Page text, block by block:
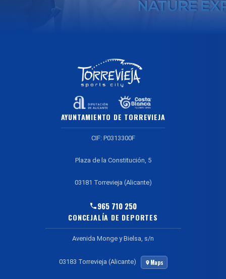
AYUNTAMIENTO DE TORREVIEJA
CIF: P0313300F
Plaza de la Constitución, 5
03181 Torrevieja (Alicante)
965 710 250
CONCEJALÍA DE DEPORTES
Avenida Monge y Bielsa, s/n
03183 Torrevieja (Alicante) Maps